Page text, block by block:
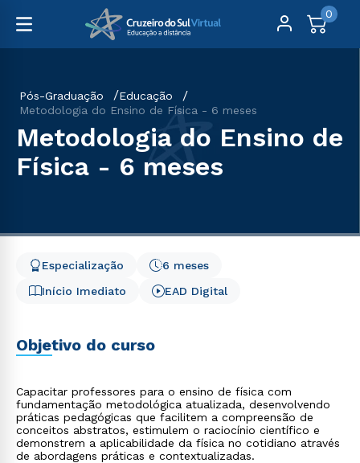
0
Pós-Graduação
Educação
Metodologia do Ensino de Física - 6 meses
Metodologia do Ensino de
Física - 6 meses
Início Imediato
6 meses
Especialização
EAD Digital
Objetivo do curso
Capacitar professores para o ensino de física com
fundamentação metodológica atualizada, desenvolvendo
práticas pedagógicas que facilitem a compreensão de
conceitos abstratos, estimulem o raciocínio científico e
demonstrem a aplicabilidade da física no cotidiano através
de abordagens práticas e contextualizadas.